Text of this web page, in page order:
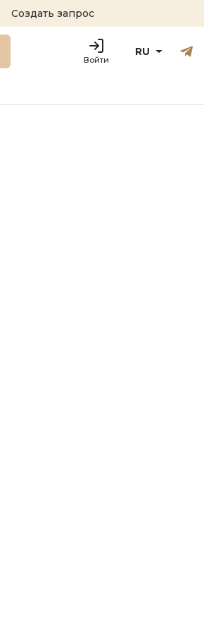
Создать запрос
Войти
Русский
RU